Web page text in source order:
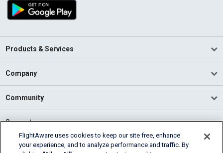
Products & Services
Company
Community
Support
English (USA)
FlightAware uses cookies to keep our site free, enhance
your experience, and to analyze performance and traffic. By